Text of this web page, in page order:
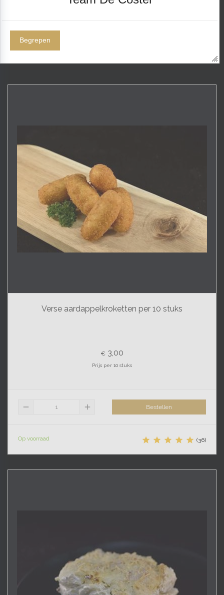
Weergave:
Verse aardappelkroketten per 10 stuks
€ 3,00
Prijs per 10 stuks
remove add Bestellen
Op voorraad      (36)
Begrepen